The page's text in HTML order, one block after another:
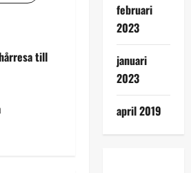
till
februari
2023
januari
2023
april 2019